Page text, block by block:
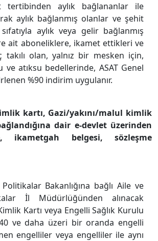
tertibinden aylık bağlananlar ile
aylık bağlanmış olanlar ve şehit
aylık veya gelir bağlanmış
ait aboneliklere, ikamet ettikleri ve
takılı olan, yalnız bir mesken için,
ve atıksu bedellerinde, ASAT Genel
%90 indirim uygulanır.
kartı, Gazi/yakını/malul kimlik
dair e-devlet üzerinden
ikametgah belgesi, sözleşme
Bakanlığına bağlı Aile ve
İl Müdürlüğünden alınacak
Kartı veya Engelli Sağlık Kurulu
ve daha üzeri bir oranda engelli
engelliler veya engelliler ile aynı